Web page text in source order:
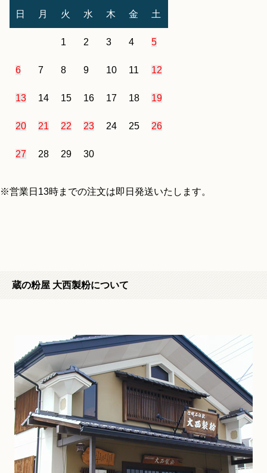
日 月 火 水 木 金 土
1 2 3 4 5
6 7 8 9 10 11 12
13 14 15 16 17 18 19
20 21 22 23 24 25 26
27 28 29 30
※営業日13時までの注文は即日発送いたします。
蔵の粉屋 大西製粉について